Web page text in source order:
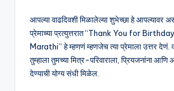
आपल्या वाढदिवशी मिळालेल्या शुभेच्छा हे आपल्यावर
प्रेमाच्या प्रत्युत्तरात “Thank You for
Marathi” हे म्हणणं म्हणजेच त्या प्रेमाला उत्तर
तुम्हाला तुमच्या मित्र-परिवाराला, प्रियजनांना आणि
देण्याची योग्य संधी मिळेल.